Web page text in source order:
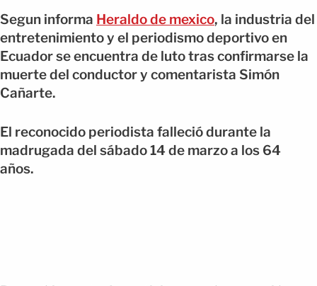
Segun informa Heraldo de mexico, la industria del
entretenimiento y el periodismo deportivo en
Ecuador se encuentra de luto tras confirmarse la
muerte del conductor y comentarista Simón
Cañarte.
El reconocido periodista falleció durante la
madrugada del sábado 14 de marzo a los 64
años.